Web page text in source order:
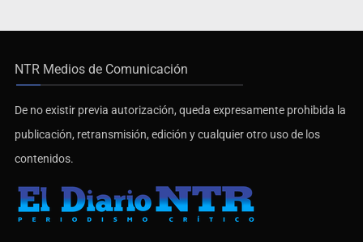
NTR Medios de Comunicación
De no existir previa autorización, queda expresamente prohibida la
publicación, retransmisión, edición y cualquier otro uso de los
contenidos.